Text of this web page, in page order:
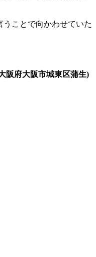
うことで向かわせていた
阪府大阪市城東区蒲生)